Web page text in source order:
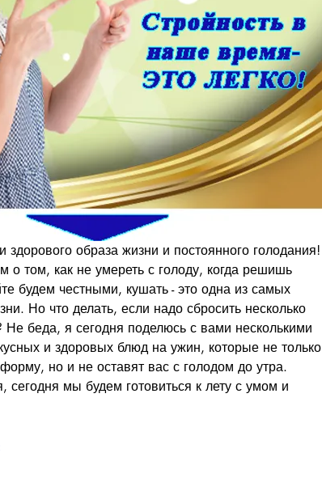
образа жизни и постоянного голодания!
о том, как не умереть с голоду, когда решишь
будем честными, кушать - это одна из самых
Но что делать, если надо сбросить несколько
беда, я сегодня поделюсь с вами несколькими
и здоровых блюд на ужин, которые не только
но и не оставят вас с голодом до утра.
сегодня мы будем готовиться к лету с умом и